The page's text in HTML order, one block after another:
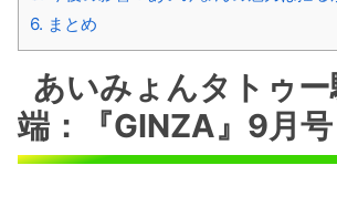
6. まとめ
あいみょんタトゥ
端：『GINZA』9月号